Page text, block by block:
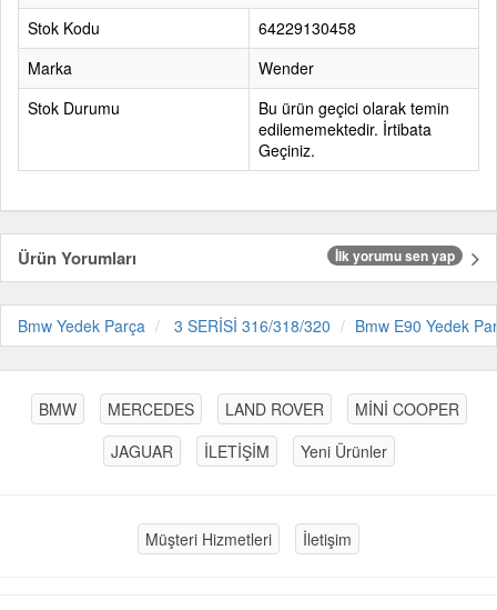
Stok Kodu
64229130458
Marka
Wender
Stok Durumu
Bu ürün geçici olarak temin
edilememektedir. İrtibata
Geçiniz.
Ürün Yorumları İlk yorumu sen yap
Bmw Yedek Parça 3 SERİSİ 316/318/320 Bmw E90 Yedek
BMW MERCEDES LAND ROVER
MİNİ COOPER
JAGUAR
İLETİŞİM Yeni Ürünler
Müşteri Hizmetleri İletişim